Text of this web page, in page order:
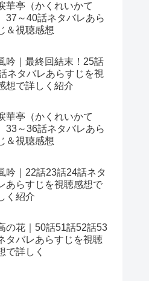
華亭（かくれいかて
37～40話ネタバレあら
＆視聴感想
吟｜最終回結末！25話
ネタバレあらすじを視
想で詳しく紹介
華亭（かくれいかて
33～36話ネタバレあら
＆視聴感想
吟｜22話23話24話ネタ
あらすじを視聴感想で
く紹介
の花｜50話51話52話53
タバレあらすじを視聴
で詳しく